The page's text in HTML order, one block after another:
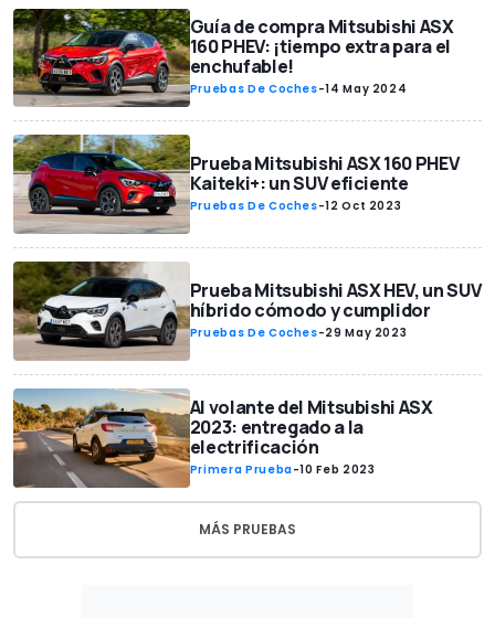
Guía de compra Mitsubishi ASX
160 PHEV: ¡tiempo extra para el
enchufable!
Pruebas De Coches-14 May 2024
Prueba Mitsubishi ASX 160 PHEV
Kaiteki+: un SUV eficiente
Pruebas De Coches-12 Oct 2023
Prueba Mitsubishi ASX HEV, un SUV
híbrido cómodo y cumplidor
Pruebas De Coches-29 May 2023
Al volante del Mitsubishi ASX
2023: entregado a la
electrificación
Primera Prueba-10 Feb 2023
MÁS PRUEBAS